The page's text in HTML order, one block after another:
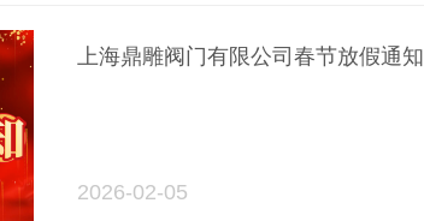
上海鼎雕阀门有限公司春节放假通知
2026-02-05